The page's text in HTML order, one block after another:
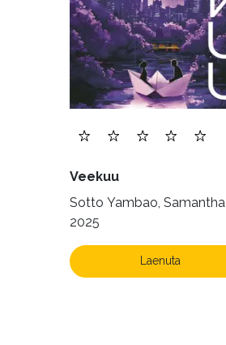
Veekuu
Sotto Yambao, Samantha
2025
Laenuta